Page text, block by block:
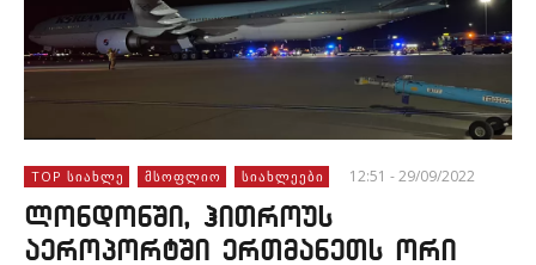
TOP ᲡᲘᲐᲮᲚᲔ ᲛᲡᲝᲤᲚᲘᲝ ᲡᲘᲐᲮᲚᲔᲔᲑᲘ 12:51 - 29/09/2022
ლონდონში, ჰითროუს
აეროპორტში ერთმანეთს ორი